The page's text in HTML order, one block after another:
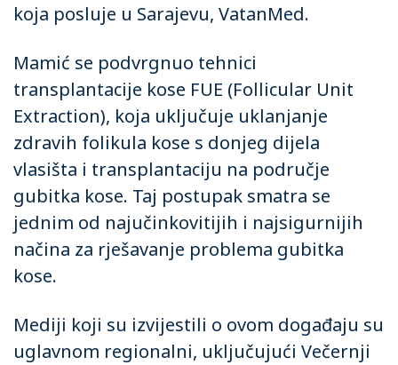
koja posluje u Sarajevu, VatanMed.
Mamić se podvrgnuo tehnici
transplantacije kose FUE (Follicular Unit
Extraction), koja uključuje uklanjanje
zdravih folikula kose s donjeg dijela
vlasišta i transplantaciju na područje
gubitka kose. Taj postupak smatra se
jednim od najučinkovitijih i najsigurnijih
načina za rješavanje problema gubitka
kose.
Mediji koji su izvijestili o ovom događaju su
uglavnom regionalni, uključujući Večernji